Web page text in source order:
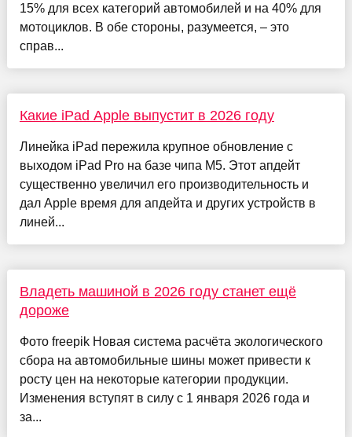
15% для всех категорий автомобилей и на 40% для
мотоциклов. В обе стороны, разумеется, – это
справ...
Какие iPad Apple выпустит в 2026 году
Линейка iPad пережила крупное обновление с
выходом iPad Pro на базе чипа М5. Этот апдейт
существенно увеличил его производительность и
дал Apple время для апдейта и других устройств в
линей...
Владеть машиной в 2026 году станет ещё
дороже
Фото freepik Новая система расчёта экологического
сбора на автомобильные шины может привести к
росту цен на некоторые категории продукции.
Изменения вступят в силу с 1 января 2026 года и
за...